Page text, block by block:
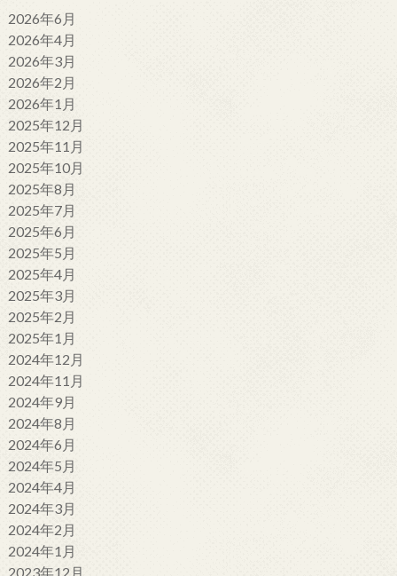
2026年6月
2026年4月
2026年3月
2026年2月
2026年1月
2025年12月
2025年11月
2025年10月
2025年8月
2025年7月
2025年6月
2025年5月
2025年4月
2025年3月
2025年2月
2025年1月
2024年12月
2024年11月
2024年9月
2024年8月
2024年6月
2024年5月
2024年4月
2024年3月
2024年2月
2024年1月
2023年12月